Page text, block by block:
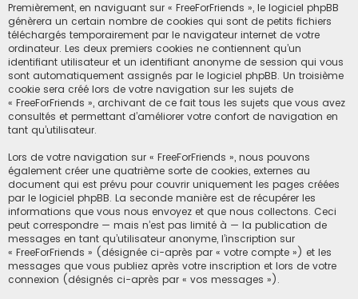
Premièrement, en naviguant sur « FreeForFriends », le logiciel phpBB
génèrera un certain nombre de cookies qui sont de petits fichiers
téléchargés temporairement par le navigateur internet de votre
ordinateur. Les deux premiers cookies ne contiennent qu’un
identifiant utilisateur et un identifiant anonyme de session qui vous
sont automatiquement assignés par le logiciel phpBB. Un troisième
cookie sera créé lors de votre navigation sur les sujets de
« FreeForFriends », archivant de ce fait tous les sujets que vous avez
consultés et permettant d’améliorer votre confort de navigation en
tant qu’utilisateur.
Lors de votre navigation sur « FreeForFriends », nous pouvons
également créer une quatrième sorte de cookies, externes au
document qui est prévu pour couvrir uniquement les pages créées
par le logiciel phpBB. La seconde manière est de récupérer les
informations que vous nous envoyez et que nous collectons. Ceci
peut correspondre — mais n’est pas limité à — la publication de
messages en tant qu’utilisateur anonyme, l’inscription sur
« FreeForFriends » (désignée ci-après par « votre compte ») et les
messages que vous publiez après votre inscription et lors de votre
connexion (désignés ci-après par « vos messages »).